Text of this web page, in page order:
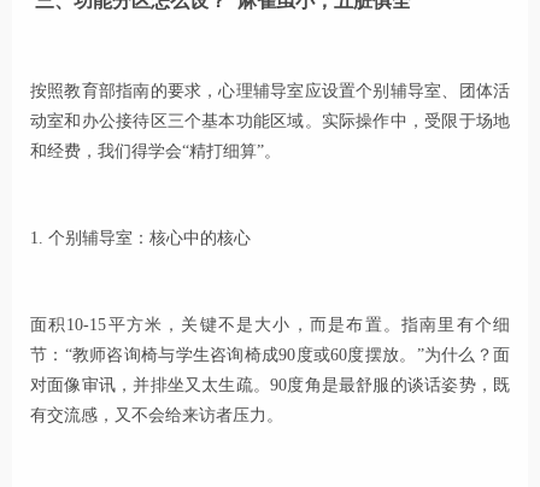
按照教育部指南的要求，心理辅导室应设置个别辅导室、团体活
动室和办公接待区三个基本功能区域。实际操作中，受限于场地
和经费，我们得学会“精打细算”。
1. 个别辅导室：核心中的核心
面积10-15平方米，关键不是大小，而是布置。指南里有个细
节：“教师咨询椅与学生咨询椅成90度或60度摆放。”为什么？面
对面像审讯，并排坐又太生疏。90度角是最舒服的谈话姿势，既
有交流感，又不会给来访者压力。